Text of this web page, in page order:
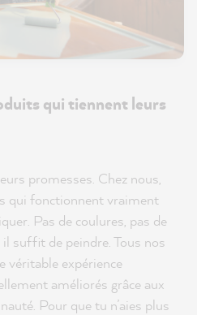
qui tiennent leurs
promesses. Chez nous,
qui fonctionnent vraiment
Pas de coulures, pas de
il suffit de peindre. Tous nos
véritable expérience
améliorés grâce aux
Pour que tu n’aies plus